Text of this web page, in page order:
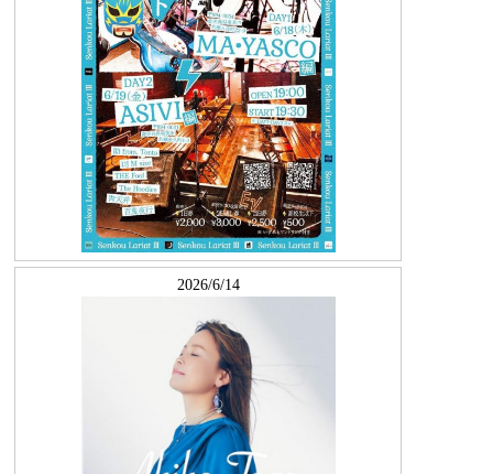
2026/6/14